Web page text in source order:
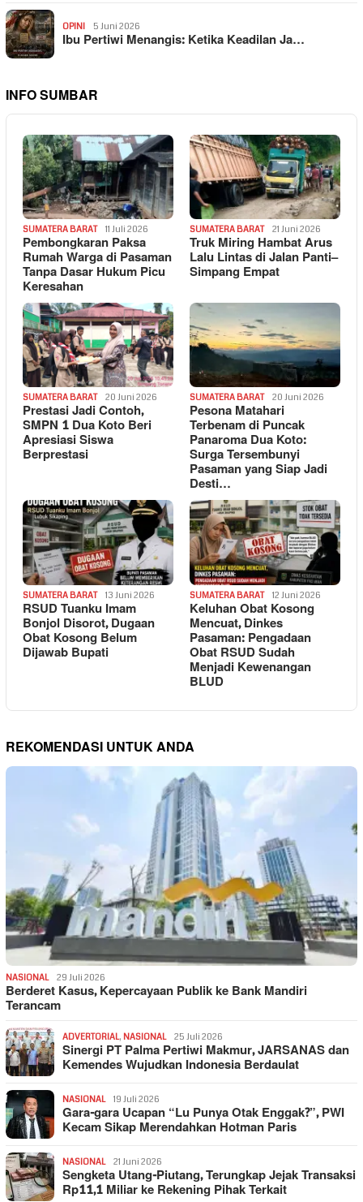
OPINI 5 Juni 2026
Ibu Pertiwi Menangis: Ketika Keadilan Ja…
INFO SUMBAR
SUMATERA BARAT 11 Juli 2026
Pembongkaran Paksa
Rumah Warga di Pasaman
Tanpa Dasar Hukum Picu
Keresahan
SUMATERA BARAT 21 Juni 2026
Truk Miring Hambat Arus
Lalu Lintas di Jalan Panti–
Simpang Empat
SUMATERA BARAT 20 Juni 2026
Prestasi Jadi Contoh,
SMPN 1 Dua Koto Beri
Apresiasi Siswa
Berprestasi
SUMATERA BARAT 20 Juni 2026
Pesona Matahari
Terbenam di Puncak
Panaroma Dua Koto:
Surga Tersembunyi
Pasaman yang Siap Jadi
Desti…
SUMATERA BARAT 13 Juni 2026
RSUD Tuanku Imam
Bonjol Disorot, Dugaan
Obat Kosong Belum
Dijawab Bupati
SUMATERA BARAT 12 Juni 2026
Keluhan Obat Kosong
Mencuat, Dinkes
Pasaman: Pengadaan
Obat RSUD Sudah
Menjadi Kewenangan
BLUD
REKOMENDASI UNTUK ANDA
NASIONAL 29 Juli 2026
Berderet Kasus, Kepercayaan Publik ke Bank Mandiri
Terancam
ADVERTORIAL, NASIONAL 25 Juli 2026
Sinergi PT Palma Pertiwi Makmur, JARSANAS dan
Kemendes Wujudkan Indonesia Berdaulat
NASIONAL 19 Juli 2026
Gara-gara Ucapan “Lu Punya Otak Enggak?”, PWI
Kecam Sikap Merendahkan Hotman Paris
NASIONAL 21 Juni 2026
Sengketa Utang-Piutang, Terungkap Jejak Transaksi
Rp11,1 Miliar ke Rekening Pihak Terkait